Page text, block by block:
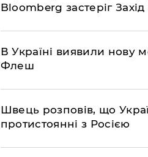
Bloomberg застеріг
В Україні виявили нову
Флеш
Швець розповів, що
протистоянні з Росією